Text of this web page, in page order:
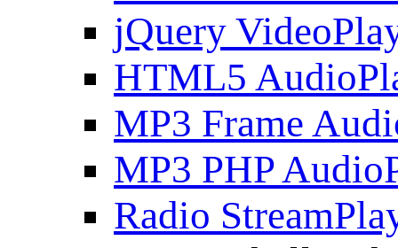
jQuery
HTML5
MP3 Frame
MP3 PHP
Radio